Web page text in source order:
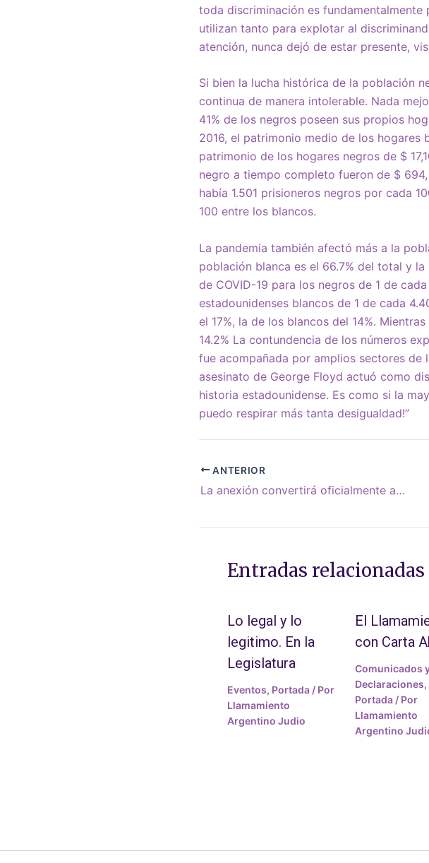
toda discriminación es
utilizan tanto para explotar al
atención, nunca dejó de estar presente,
Si bien la lucha histórica de la población
continua de manera intolerable. Nada
41% de los negros poseen sus propios
2016, el patrimonio medio de los hogares
patrimonio de los hogares negros de $
negro a tiempo completo fueron de $
había 1.501 prisioneros negros por cada
100 entre los blancos.
La pandemia también afectó más a la
población blanca es el 66.7% del total y
de COVID-19 para los negros de 1 de
estadounidenses blancos de 1 de cada
el 17%, la de los blancos del 14%.
14.2% La contundencia de los números
fue acompañada por amplios sectores de
asesinato de George Floyd actuó como
historia estadounidense. Es como si la
puedo respirar más tanta desigualdad!”
ANTERIOR
La anexión convertirá oficialmente a Israel en un estado de apartheid
Entradas relacionadas
Lo legal y lo
legitimo. En la
Legislatura
Eventos, Portada / Por
Llamamiento
Argentino Judio
El
con Carta
Comunicados
Declaraciones,
Portada / Por
Llamamiento
Argentino